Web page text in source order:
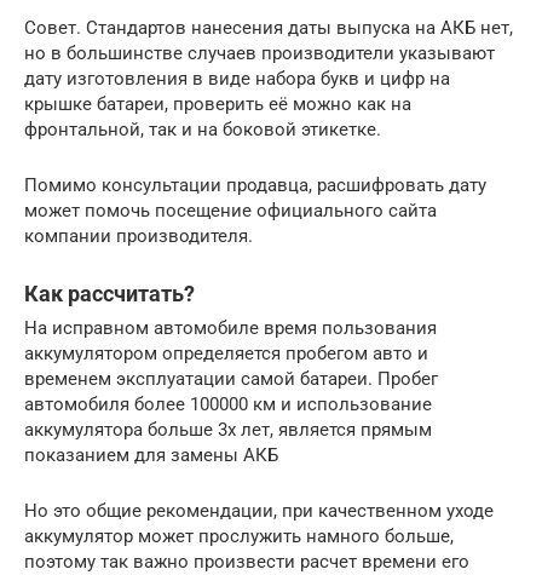
Совет. Стандартов нанесения даты выпуска на АКБ нет,
но в большинстве случаев производители указывают
дату изготовления в виде набора букв и цифр на
крышке батареи, проверить её можно как на
фронтальной, так и на боковой этикетке.
Помимо консультации продавца, расшифровать дату
может помочь посещение официального сайта
компании производителя.
Как рассчитать?
На исправном автомобиле время пользования
аккумулятором определяется пробегом авто и
временем эксплуатации самой батареи. Пробег
автомобиля более 100000 км и использование
аккумулятора больше 3х лет, является прямым
показанием для замены АКБ
Но это общие рекомендации, при качественном уходе
аккумулятор может прослужить намного больше,
поэтому так важно произвести расчет времени его